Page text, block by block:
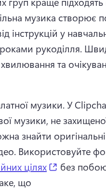
музика створює
інструкцій у
рукоділля.
та
музики. У
музики, не
знайти оригінальні
Використовуйте
цілях (opens in a
без
що